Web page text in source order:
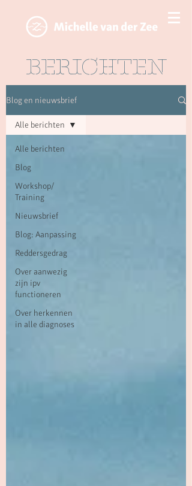
BERICHTEN
Blog en nieuwsbrief
Alle berichten
Blog
Workshop/
Training
Nieuwsbrief
Blog: Aanpassing
Reddersgedrag
Over aanwezig
zijn ipv
functioneren
Over herkennen
in alle diagnoses
Alle berichten